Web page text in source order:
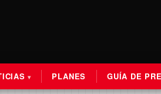
PLANES GUÍA DE